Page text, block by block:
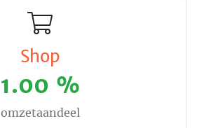
Shop
1.00 %
omzetaandeel